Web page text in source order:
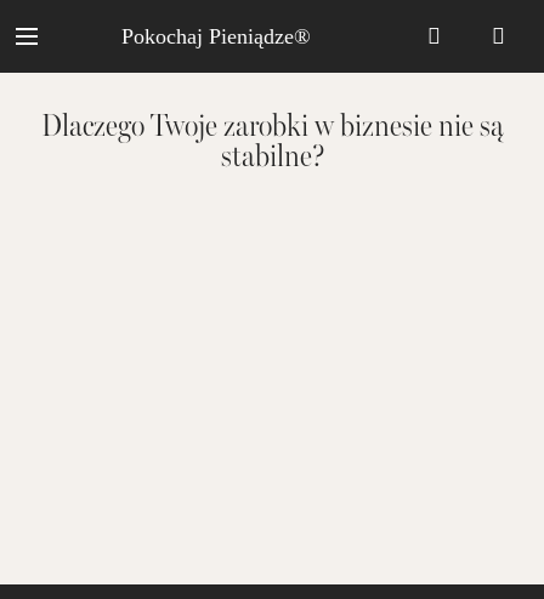
Pokochaj Pieniądze®
Dlaczego Twoje zarobki w biznesie nie są
stabilne?